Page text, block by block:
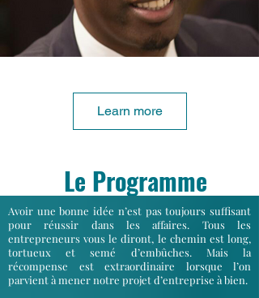
Learn more
Le Programme
Avoir une bonne idée n’est pas toujours suffisant
pour réussir dans les affaires. Tous les
entrepreneurs vous le diront, le chemin est long,
tortueux et semé d’embûches. Mais la
récompense est extraordinaire lorsque l’on
parvient à mener notre projet d’entreprise à bien.